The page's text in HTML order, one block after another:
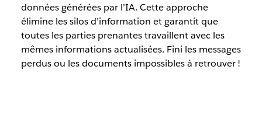
données générées par l’IA. Cette approche
élimine les silos d’information et garantit que
toutes les parties prenantes travaillent avec les
mêmes informations actualisées. Fini les messages
perdus ou les documents impossibles à retrouver !